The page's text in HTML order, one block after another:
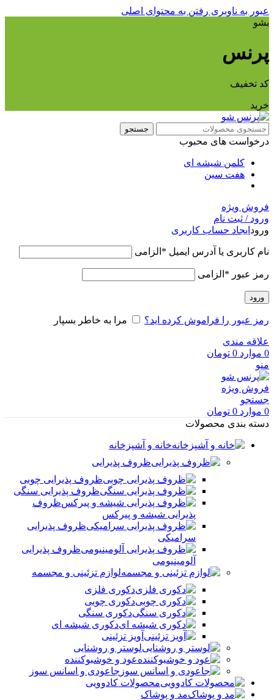
عبور به ناوبری رفتن به محتوای اصلی
بشو
پرنس
کد تخفیف
خرید
جستجو
درخواست های محبوب
کلمن شیشه ای
هفت سین
فروش ویژه
ورود / ثبت نام
ورود ایجاد حساب کاربری
نام کاربری یا آدرس ایمیل * الزامی
رمز عبور * الزامی
ورود
رمز عبور را فراموش کرده اید؟ مرا به خاطر بسپار
علاقه مندی
0 موارد 0 تومان
منو
فروش ویژه
جستجو
0 موارد 0 تومان
دسته بندی محصولات
خانه و آشپزخانه
ظروف پذیرایی
ظروف پذیرایی چوبی
ظروف پذیرایی سنگی
ظروف
پذیرایی شیشه و پیرکس
ظروف پذیرایی
سرامیکی
ظروف پذیرایی
آلومینیومی
لوازم تزئینی و مجسمه
دکوری فلزی
دکوری چوبی
دکوری سنگی
دکوری شیشه ای
آویز تزئینی
لوستر و روشنایی
عود و خوشبوکننده
جاعودی و اسانس سوز
محصولات کادوویی
مد و پوشاک